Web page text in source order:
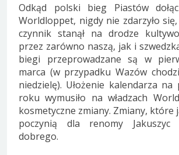
Odkąd polski bieg Piastów
Worldloppet, nigdy nie zdarzyło
czynnik stanął na drodze
przez zarówno naszą, jak i
biegi przeprowadzane są w
marca (w przypadku Wazów
niedzielę). Ułożenie kalendarza na
roku wymusiło na władzach
kosmetyczne zmiany. Zmiany, które
poczynią dla renomy Jakuszyc
dobrego.